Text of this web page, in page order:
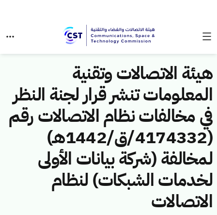
هيئة الاتصالات وتقنية
المعلومات تنشر قرار لجنة النظر
في مخالفات نظام الاتصالات رقم
(4174332/ق/1442هـ)
لمخالفة (شركة بيانات الأولى
لخدمات الشبكات) لنظام
الاتصالات